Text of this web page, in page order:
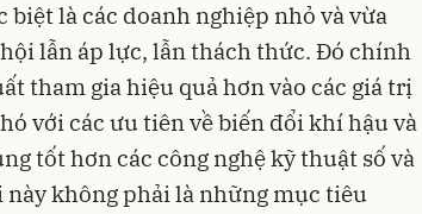
biệt là các doanh nghiệp nhỏ và vừa
lẫn áp lực, lẫn thách thức. Đó chính
tham gia hiệu quả hơn vào các giá trị
với các ưu tiên về biến đổi khí hậu và
tốt hơn các công nghệ kỹ thuật số và
không phải là những mục tiêu